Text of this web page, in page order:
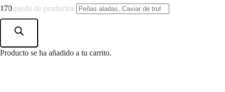
Búsqueda de productos
Producto se ha añadido a tu carrito.
Hojaldre